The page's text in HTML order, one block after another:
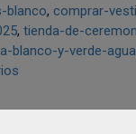
blanco comprar-
tienda-de-
blanco-y-verde-agua